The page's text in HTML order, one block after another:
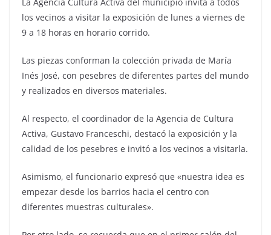
los vecinos a visitar la exposición de lunes a viernes de
9 a 18 horas en horario corrido.
Las piezas conforman la colección privada de María
Inés José, con pesebres de diferentes partes del mundo
y realizados en diversos materiales.
Al respecto, el coordinador de la Agencia de Cultura
Activa, Gustavo Franceschi, destacó la exposición y la
calidad de los pesebres e invitó a los vecinos a visitarla.
Asimismo, el funcionario expresó que «nuestra idea es
empezar desde los barrios hacia el centro con
diferentes muestras culturales».